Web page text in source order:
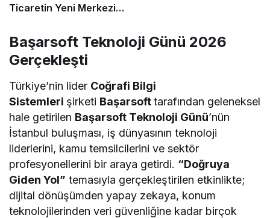
Ticaretin Yeni Merkezi
Başarsoft Teknoloji Günü 2026
Gerçekleşti
Türkiye’nin lider Coğrafi Bilgi
Sistemleri şirketi Başarsofttarafından geleneksel
hale getirilen Başarsoft Teknoloji Günü’nün
İstanbul buluşması, iş dünyasının teknoloji
liderlerini, kamu temsilcilerini ve sektör
profesyonellerini bir araya getirdi. “Doğruya
Giden Yol” temasıyla gerçekleştirilen etkinlikte;
dijital dönüşümden yapay zekaya, konum
teknolojilerinden veri güvenliğine kadar birçok